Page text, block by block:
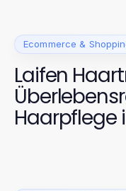
Ecommerce &
Laifen
Haarpflege